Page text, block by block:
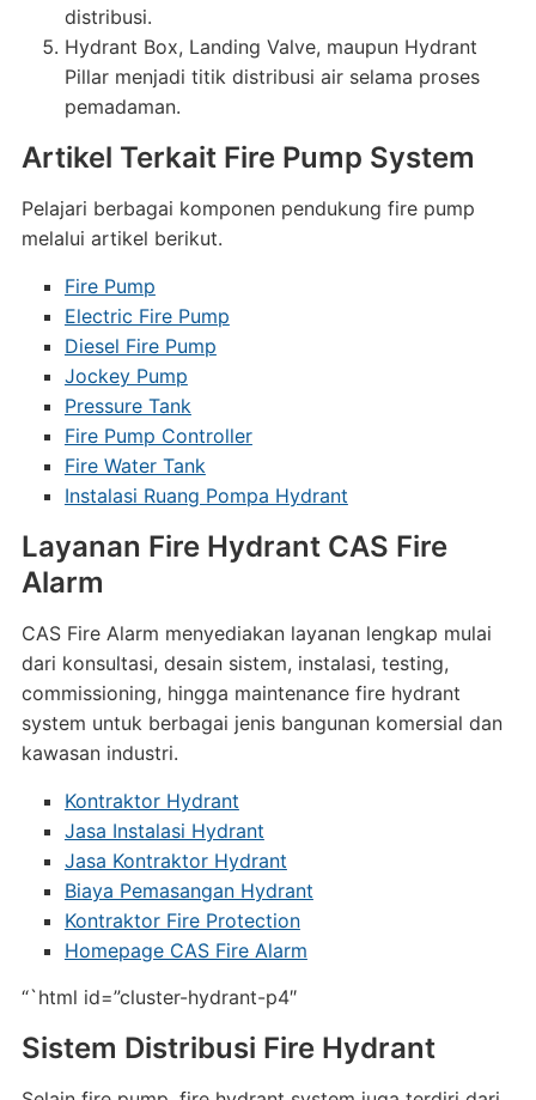
distribusi.
Hydrant Box, Landing Valve, maupun Hydrant
Pillar menjadi titik distribusi air selama proses
pemadaman.
Artikel Terkait Fire Pump System
Pelajari berbagai komponen pendukung fire pump
melalui artikel berikut.
Fire Pump
Electric Fire Pump
Diesel Fire Pump
Jockey Pump
Pressure Tank
Fire Pump Controller
Fire Water Tank
Instalasi Ruang Pompa Hydrant
Layanan Fire Hydrant CAS Fire
Alarm
CAS Fire Alarm menyediakan layanan lengkap mulai
dari konsultasi, desain sistem, instalasi, testing,
commissioning, hingga maintenance fire hydrant
system untuk berbagai jenis bangunan komersial dan
kawasan industri.
Kontraktor Hydrant
Jasa Instalasi Hydrant
Jasa Kontraktor Hydrant
Biaya Pemasangan Hydrant
Kontraktor Fire Protection
Homepage CAS Fire Alarm
“`html id=”cluster-hydrant-p4″
Sistem Distribusi Fire Hydrant